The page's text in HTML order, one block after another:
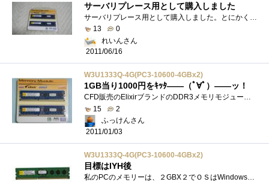
サーバリプレース用として購入しました
13
0
れいんさん
2011/06/16
W3U1333Q-4G(PC3-10600-4GBx2)
1GB当り1000円をｷｯﾀ――（ﾟ∀ﾟ）――ッ！
CFD販売のElixirブランドのDDR3メモリモジュールです。PC10600、4GB×2＝8GBです。去年（2010年）後半頃から、DDR3メモリが凄まじい勢いで値下げされ、8GB�...
15
2
ふっけんさん
2011/01/03
W3U1333Q-4G(PC3-10600-4GBx2)
目標はIYH後
私のPCのメモリーは、２GBX２でＯＳはWindows7 x86今のところ特に問題なく動かしていて特に目的もなくただ、円高もここまでの雰囲気なのでメモリ�...